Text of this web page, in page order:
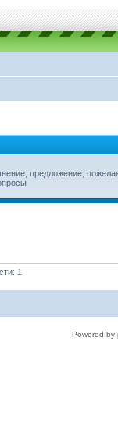
предложение,
1
Powered by